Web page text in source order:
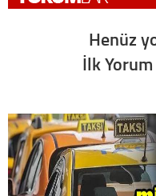
Henüz
İlk